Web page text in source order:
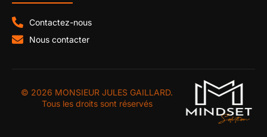
Contactez-nous
Nous contacter
© 2026 MONSIEUR JULES GAILLARD.
Tous les droits sont réservés